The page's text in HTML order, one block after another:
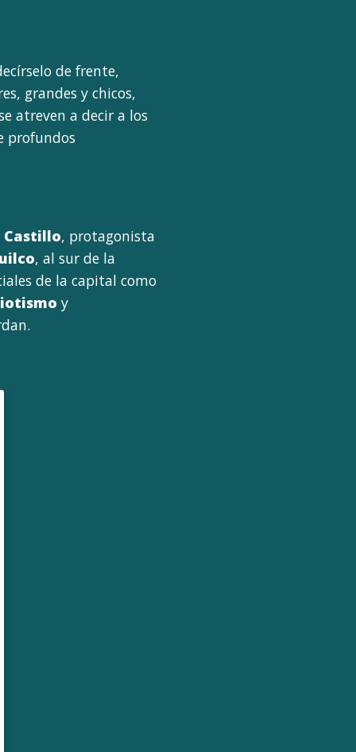
de frente,
grandes y chicos,
atreven a decir a los
profundos
Castillo, protagonista
, al sur de la
de la capital como
y